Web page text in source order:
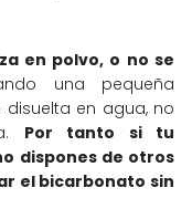
en polvo, o no se
una pequeña
en agua, no
Por tanto si tu
dispones de otros
el bicarbonato sin